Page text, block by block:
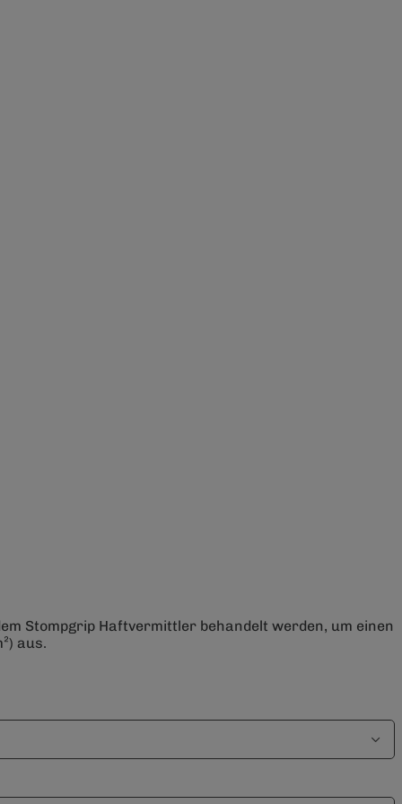
Stompgrip Haftvermittler behandelt werden, um einen
aus.